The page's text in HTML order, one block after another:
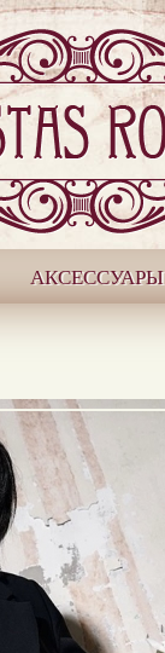
АКСЕССУАРЫ